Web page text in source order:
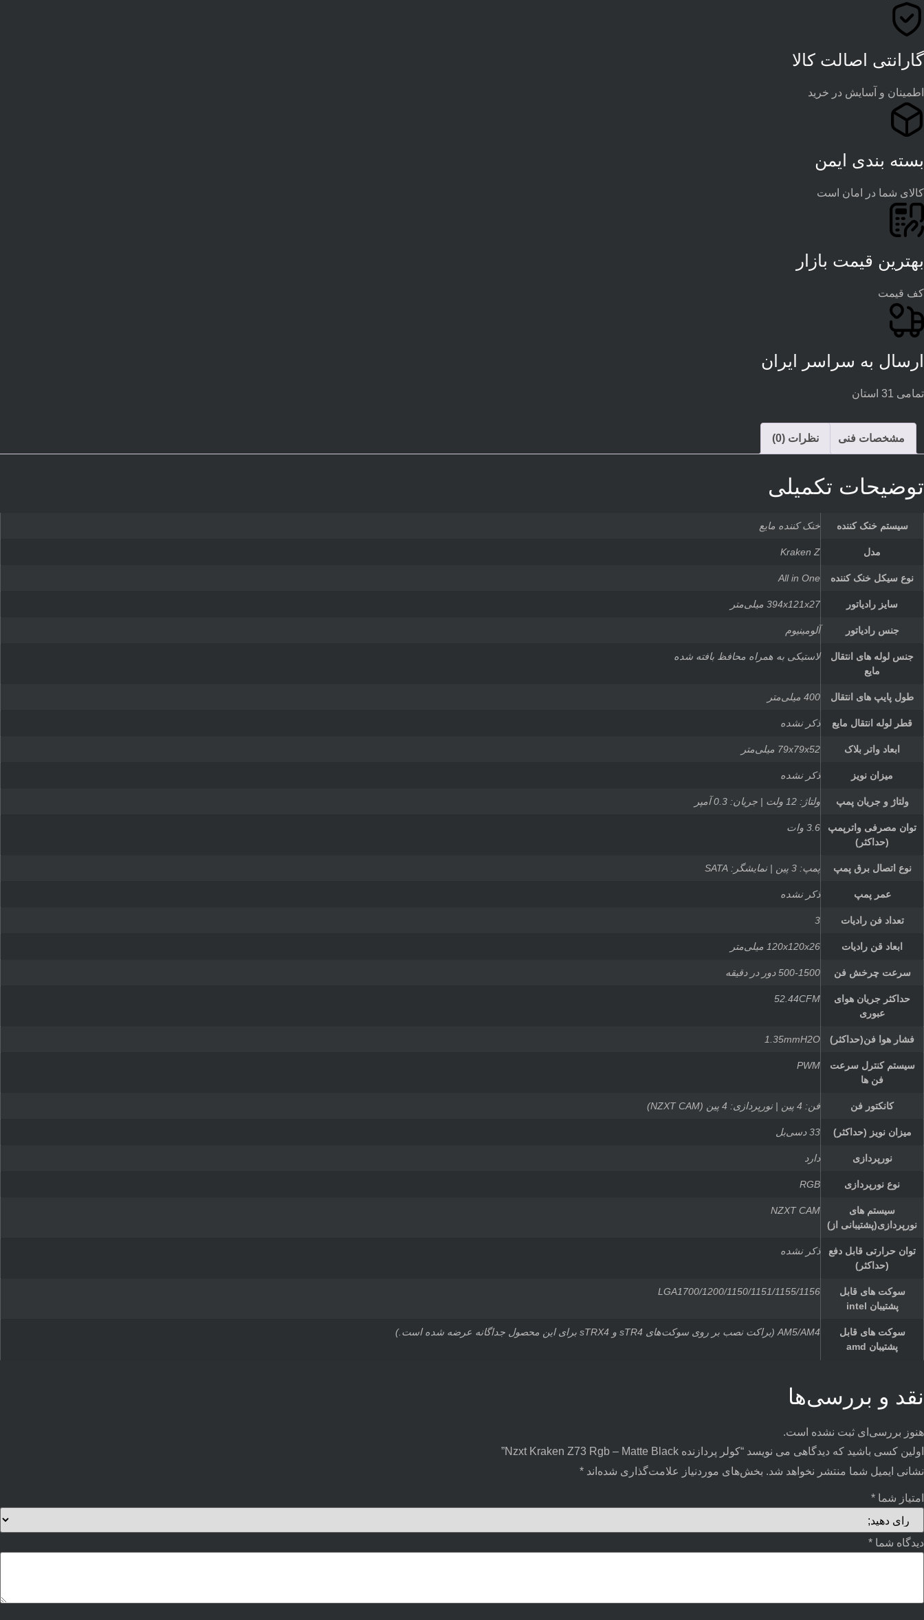
گارانتی اصالت کالا
اطمینان و آسایش در خرید
بسته بندی ایمن
کالای شما در امان است
بهترین قیمت بازار
کف قیمت
ارسال به سراسر ایران
تمامی 31 استان
مشخصات فنی نظرات (0)
توضیحات تکمیلی
سیستم خنک کننده خنک کننده مایع
مدل Kraken Z
نوع سیکل خنک کننده All in One
سایز رادیاتور 394x121x27 میلی‌متر
جنس رادیاتور آلومینیوم
جنس لوله های انتقال
مایع
لاستیکی به همراه محافظ بافته شده
طول پایپ های انتقال 400 میلی‌متر
قطر لوله انتقال مایع ذکر نشده
ابعاد واتر بلاک 79x79x52 میلی‌متر
میزان نویز ذکر نشده
ولتاژ و جریان پمپ ولتاژ: 12 ولت | جریان: 0.3 آمپر
توان مصرفی واترپمپ
(حداکثر)
3.6 وات
نوع اتصال برق پمپ پمپ: 3 پین | نمایشگر: SATA
عمر پمپ ذکر نشده
تعداد فن رادیات 3
ابعاد قن رادیات 120x120x26 میلی‌متر
سرعت چرخش فن 500-1500 دور در دقیقه
حداکثر جریان هوای
عبوری
52.44CFM
فشار هوا فن(حداکثر) 1.35mmH2O
سیستم کنترل سرعت
فن ها
PWM
کانکتور فن فن: 4 پین | نورپردازی: 4 پین (NZXT CAM)
میزان نویز (حداکثر) 33 دسی‌بل
نورپردازی دارد
نوع نورپردازی RGB
سیستم های
نورپردازی(پشتیبانی از)
NZXT CAM
توان حرارتی قابل دفع
(حداکثر)
ذکر نشده
سوکت های قابل
پشتیبان intel
LGA1700/1200/1150/1151/1155/1156
سوکت های قابل
پشتیبان amd
AM5/AM4 (براکت نصب بر روی سوکت‌های sTR4 و sTRX4 برای این محصول جداگانه عرضه شده است.)
نقد و بررسی‌ها
هنوز بررسی‌ای ثبت نشده است.
اولین کسی باشید که دیدگاهی می نویسد “کولر پردازنده Nzxt Kraken Z73 Rgb – Matte Black”
نشانی ایمیل شما منتشر نخواهد شد. بخش‌های موردنیاز علامت‌گذاری شده‌اند *
امتیاز شما *
دیدگاه شما *